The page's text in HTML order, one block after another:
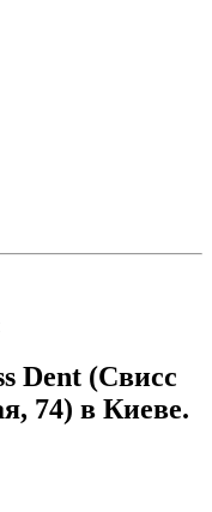
Dent (Свисс
74) в Киеве.